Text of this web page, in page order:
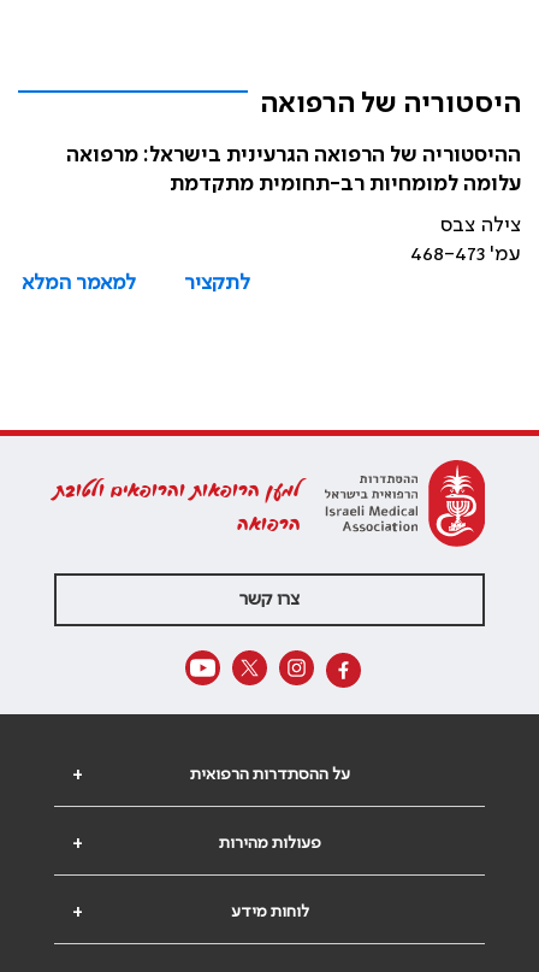
היסטוריה של הרפואה
ההיסטוריה של הרפואה הגרעינית בישראל: מרפואה
עלומה למומחיות רב-תחומית מתקדמת
צילה צבס
עמ' 468-473
לתקציר
למאמר המלא
למען הרופאות והרופאים ולטובת
הרפואה
צרו קשר
+ על ההסתדרות הרפואית
+ פעולות מהירות
+ לוחות מידע